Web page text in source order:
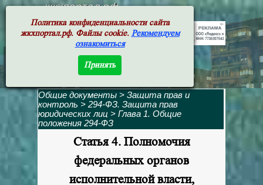
жкхпортал.рф
Общие документы > Защита прав и
контроль > 294-ФЗ. Защита прав
юридических лиц > Глава 1. Общие
положения 294-ФЗ
Статья 4. Полномочия
федеральных органов
исполнительной власти,
Политика конфиденциальности сайта
жкхпортал.рф. Файлы cookie. Рекомендуем
ознакомиться
Принять